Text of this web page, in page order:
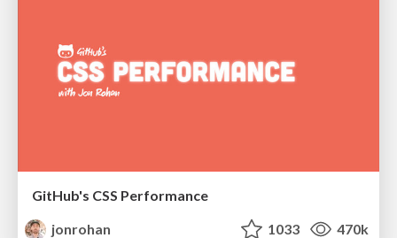
GitHub's CSS Performance
jonrohan
1033 470k